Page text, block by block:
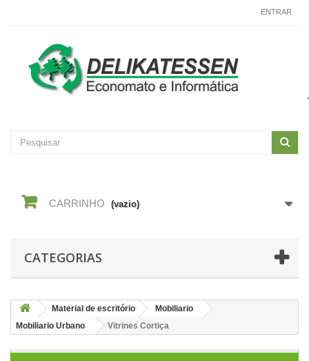
ENTRAR
CARRINHO (vazio)
CATEGORIAS
Material de escritório
Mobiliario
Mobiliario Urbano
Vitrines Cortiça